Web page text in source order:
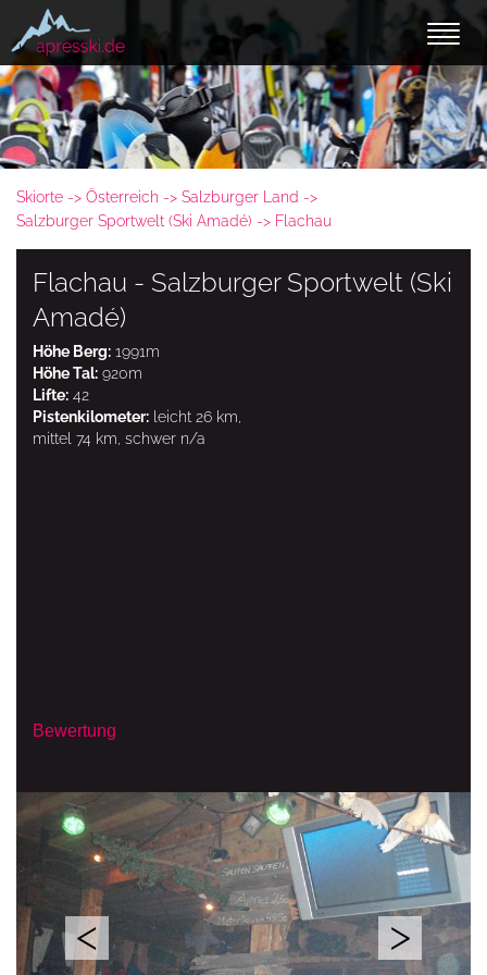
Skiorte Österreich
Salzburger Land
Salzburger Sportwelt (Ski Amadé)
Flachau
Flachau - Salzburger Sportwelt (Ski
Amadé)
Höhe Berg: 1991m
Höhe Tal: 920m
Lifte: 42
Pistenkilometer: leicht 26 km,
mittel 74 km, schwer n/a
Bewertung
< >